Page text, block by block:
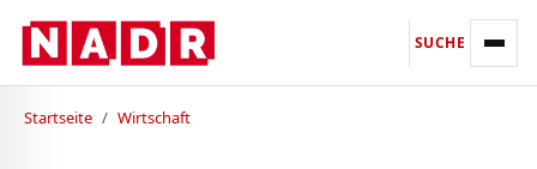
SUCHE
Startseite / Wirtschaft